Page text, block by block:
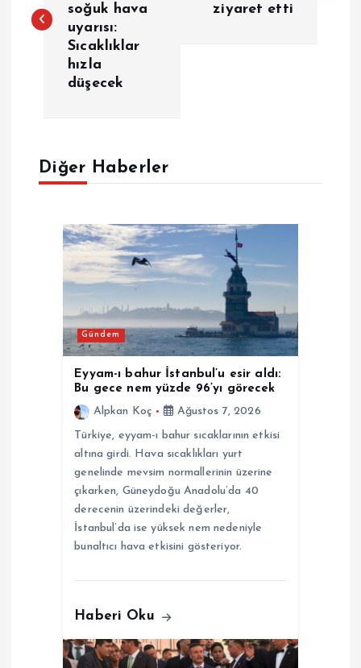
z
z
soğuk hava
uyarısı:
Sıcaklıklar
hızla
düşecek
ziyaret etti
Diğer Haberler
Gündem
Eyyam-ı bahur İstanbul’u esir aldı:
Bu gece nem yüzde 96’yı görecek
Alpkan Koç
Ağustos 7, 2026
Türkiye, eyyam-ı bahur sıcaklarının etkisi
altına girdi. Hava sıcaklıkları yurt
genelinde mevsim normallerinin üzerine
çıkarken, Güneydoğu Anadolu’da 40
derecenin üzerindeki değerler,
İstanbul’da ise yüksek nem nedeniyle
bunaltıcı hava etkisini gösteriyor.
Haberi Oku